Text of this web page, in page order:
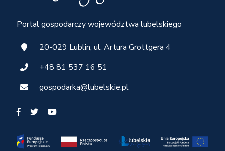
Portal gospodarczy województwa lubelskiego
20-029 Lublin, ul. Artura Grottgera 4
+48 81 537 16 51
gospodarka@lubelskie.pl